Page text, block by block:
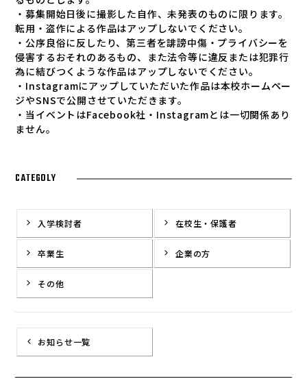
・募集開始日後に撮影した自作、未発表のものに限ります。
転用・盗作による作品はアップしないでください。
・公序良俗に反したり、第三者を誹謗中傷・プライバシーを
侵害するおそれのあるもの、また法令等に違反または犯罪行
為に結びつくような作品はアップしないでください。
・Instagramにアップしていただいた作品は本校ホームペー
ジやSNSで公開させていただきます。
・当イベントはFacebook社・Instagramとは一切関係あり
ません。
CATEGOLY
入学検討者 在校生・保護者
卒業生 企業の方
その他
お知らせ一覧